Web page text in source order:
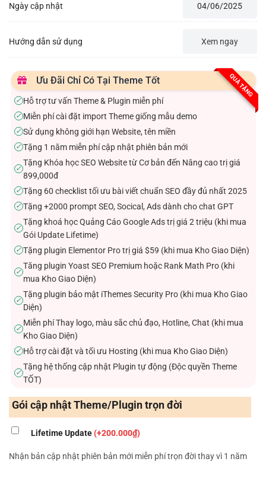
Ngày cập nhật 04/06/2025
Hướng dẫn sử dụng Xem ngay
QUÀ TẶNG
Ưu Đãi Chỉ Có Tại Theme Tốt
✓Hỗ trợ tư vấn Theme & Plugin miễn phí
✓Miễn phí cài đặt import Theme giống mẫu demo
✓Sử dụng không giới hạn Website, tên miền
✓Tặng 1 năm miễn phí cập nhật phiên bản mới
✓
Tặng Khóa học SEO Website từ Cơ bản đến Nâng cao trị giá
899,000đ
✓Tặng 60 checklist tối ưu bài viết chuẩn SEO đầy đủ nhất 2025
✓Tặng +2000 prompt SEO, Socical, Ads dành cho chat GPT
✓
Tặng khoá học Quảng Cáo Google Ads trị giá 2 triệu (khi mua
Gói Update Lifetime)
✓Tặng plugin Elementor Pro trị giá $59 (khi mua Kho Giao Diện)
✓
Tăng plugin Yoast SEO Premium hoặc Rank Math Pro (khi
mua Kho Giao Diện)
✓
Tặng plugin bảo mật iThemes Security Pro (khi mua Kho Giao
Diện)
✓
Miễn phí Thay logo, màu sắc chủ đạo, Hotline, Chat (khi mua
Kho Giao Diện)
✓Hỗ trợ cài đặt và tối ưu Hosting (khi mua Kho Giao Diện)
✓
Tặng hệ thống cập nhật Plugin tự động (Độc quyền Theme
TỐT)
Gói cập nhật Theme/Plugin trọn đời
Lifetime Update(+200.000₫)
Nhận bản cập nhật phiên bản mới miễn phí trọn đời thay vì 1 năm